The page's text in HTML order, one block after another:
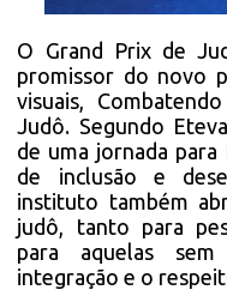
O Grand Prix de
promissor do novo
visuais,
Judô. Segundo
de uma jornada
de inclusão e
instituto também
judô, tanto para
para aquelas
integração e o